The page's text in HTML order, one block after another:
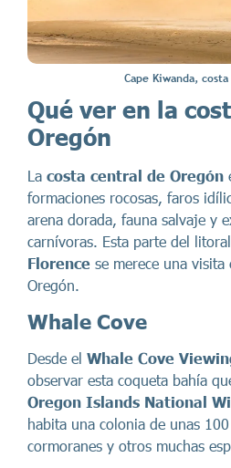
Cape Kiwanda,
Qué ver en la
Oregón
La costa central de Oregón
formaciones rocosas, faros
arena dorada, fauna salvaje y
carnívoras. Esta parte del
Florence se merece una
Oregón.
Whale Cove
Desde el Whale Cove
observar esta coqueta bahía
Oregon Islands National
habita una colonia de unas 100
cormoranes y otros muchas